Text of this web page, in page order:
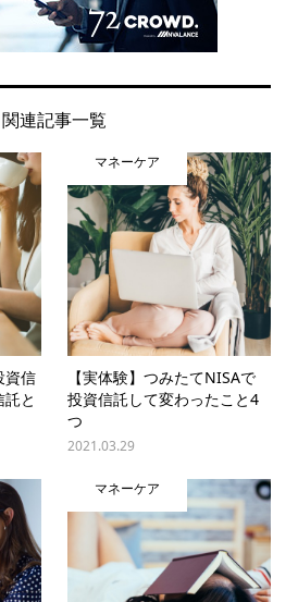
関連記事一覧
資信
と
マネーケア
【実体験】つみたてNISAで
投資信託して変わったこと4
つ
2021.03.29
マネーケア